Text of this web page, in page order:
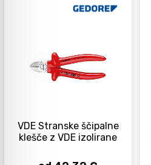
VDE Stranske ščipalne
klešče z VDE izolirane